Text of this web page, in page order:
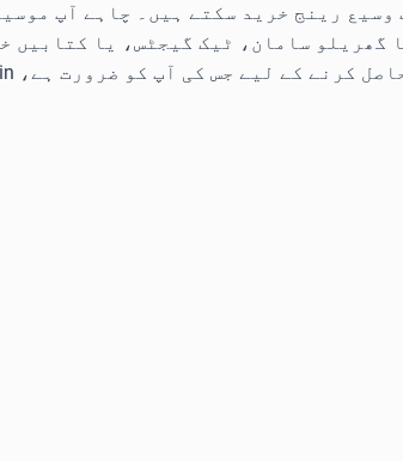
رینج خرید سکتے ہیں۔ چاہے آپ
گھریلو سامان، ٹیک گیجٹس، یا کتابیں